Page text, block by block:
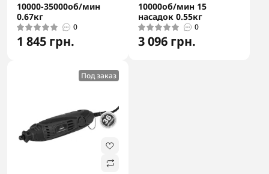
10000-35000об/мин
0.67кг
0
1 845 грн.
10000об/мин 15
насадок 0.55кг
0
3 096 грн.
Под заказ